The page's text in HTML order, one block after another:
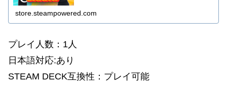
store.steampowered.com
プレイ人数：1人
日本語対応:あり
STEAM DECK互換性：プレイ可能